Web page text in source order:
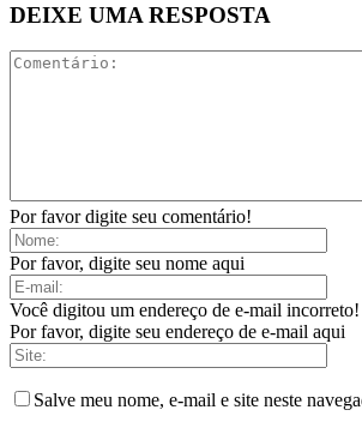
DEIXE UMA RESPOSTA
Por favor digite seu comentário!
Por favor, digite seu nome aqui
Você digitou um endereço de e-mail incorreto!
Por favor, digite seu endereço de e-mail aqui
Salve meu nome, e-mail e site neste